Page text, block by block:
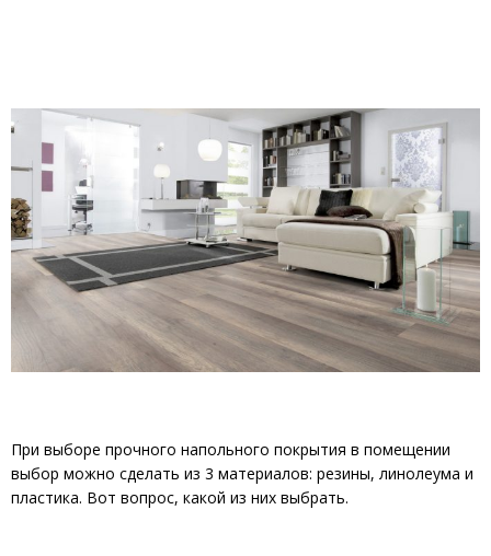
При выборе прочного напольного покрытия в помещении
выбор можно сделать из 3 материалов: резины, линолеума и
пластика. Вот вопрос, какой из них выбрать.